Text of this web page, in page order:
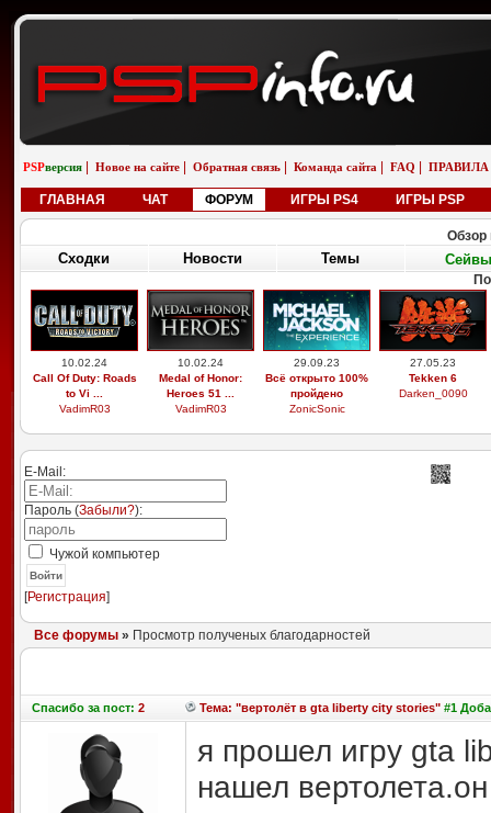
PSPверсия Новое на сайте Обратная связь Команда сайта FAQ ПРАВИЛА
ГЛАВНАЯ ЧАТ ФОРУМ ИГРЫ PS4 ИГРЫ PSP
Обзор
Сходки Новости Темы Сейвы
10.02.24
Call Of Duty: Roads
to Vi ...
VadimR03
10.02.24
Medal of Honor:
Heroes 51 ...
VadimR03
29.09.23
Всё открыто 100%
пройдено
ZonicSonic
27.05.23
Tekken 6
Darken_0090
E-Mail:
Пароль (Забыли?):
Чужой компьютер
Войти
[Регистрация]
Все форумы» Просмотр полученых благодарностей
Спасибоза пост: 2 Тема: "вертолёт в gta liberty city stories"#1
я прошел игру gta
нашел